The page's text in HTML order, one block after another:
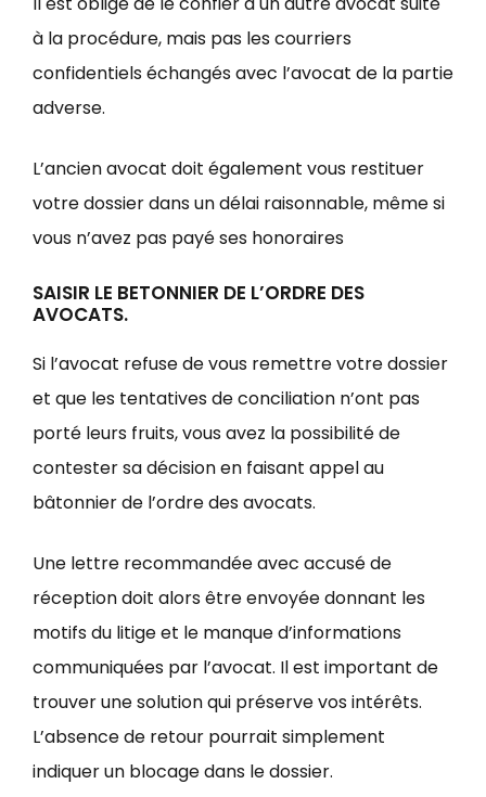
à la procédure, mais pas les courriers
confidentiels échangés avec l’avocat de la partie
adverse.
L’ancien avocat doit également vous restituer
votre dossier dans un délai raisonnable, même si
vous n’avez pas payé ses honoraires
SAISIR LE BETONNIER DE L’ORDRE DES
AVOCATS.
Si l’avocat refuse de vous remettre votre dossier
et que les tentatives de conciliation n’ont pas
porté leurs fruits, vous avez la possibilité de
contester sa décision en faisant appel au
bâtonnier de l’ordre des avocats.
Une lettre recommandée avec accusé de
réception doit alors être envoyée donnant les
motifs du litige et le manque d’informations
communiquées par l’avocat. Il est important de
trouver une solution qui préserve vos intérêts.
L’absence de retour pourrait simplement
indiquer un blocage dans le dossier.